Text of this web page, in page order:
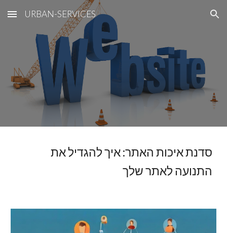
Skip to main content Skip to navigation
URBAN-SERVICES
סדנת איכות האתר: איך להגדיל את
התנועה לאתר שלך